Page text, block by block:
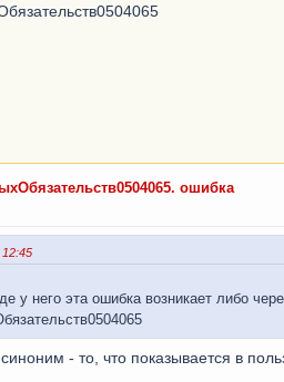
ошибка
у него эта ошибка возникает либо
- то, что показывается в